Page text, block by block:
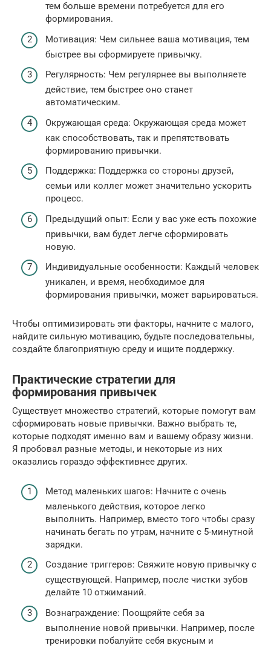
тем больше времени потребуется для его
формирования.
Мотивация: Чем сильнее ваша мотивация, тем
быстрее вы сформируете привычку.
Регулярность: Чем регулярнее вы выполняете
действие, тем быстрее оно станет
автоматическим.
Окружающая среда: Окружающая среда может
как способствовать, так и препятствовать
формированию привычки.
Поддержка: Поддержка со стороны друзей,
семьи или коллег может значительно ускорить
процесс.
Предыдущий опыт: Если у вас уже есть похожие
привычки, вам будет легче сформировать
новую.
Индивидуальные особенности: Каждый человек
уникален, и время, необходимое для
формирования привычки, может варьироваться.
Чтобы оптимизировать эти факторы, начните с малого,
найдите сильную мотивацию, будьте последовательны,
создайте благоприятную среду и ищите поддержку.
Практические стратегии для
формирования привычек
Существует множество стратегий, которые помогут вам
сформировать новые привычки. Важно выбрать те,
которые подходят именно вам и вашему образу жизни.
Я пробовал разные методы, и некоторые из них
оказались гораздо эффективнее других.
Метод маленьких шагов: Начните с очень
маленького действия, которое легко
выполнить. Например, вместо того чтобы сразу
начинать бегать по утрам, начните с 5-минутной
зарядки.
Создание триггеров: Свяжите новую привычку с
существующей. Например, после чистки зубов
делайте 10 отжиманий.
Вознаграждение: Поощряйте себя за
выполнение новой привычки. Например, после
тренировки побалуйте себя вкусным и